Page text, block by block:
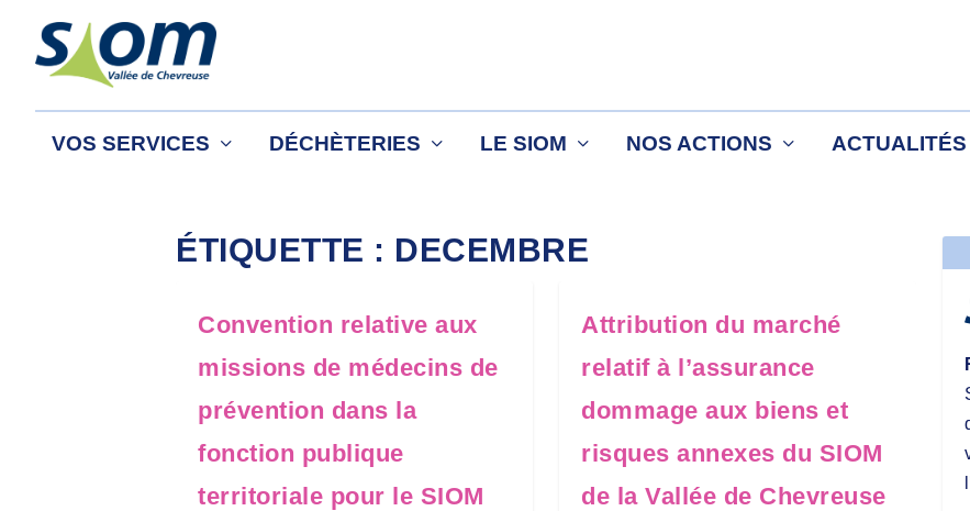
VOS SERVICES DÉCHÈTERIES LE SIOM NOS ACTIONS ACTUALITÉS
ÉTIQUETTE : DECEMBRE
Convention relative aux
missions de médecins de
prévention dans la
fonction publique
territoriale pour le SIOM
Attribution du marché
relatif à l’assurance
dommage aux biens et
risques annexes du SIOM
de la Vallée de Chevreuse